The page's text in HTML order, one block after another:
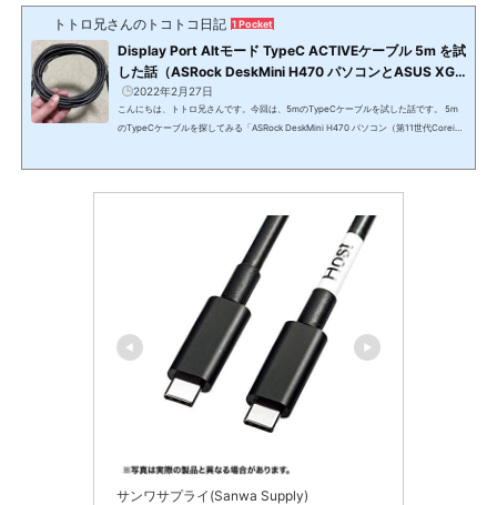
トトロ兄さんのトコトコ日記 1 Pocket
Display Port Altモード TypeC ACTIVEケーブル 5m を試
した話（ASRock DeskMini H470 パソコンとASUS XG1
7AHPE を接続する・KC-ALCCA1450）
2022年2月27日
こんにちは、トトロ兄さんです。今回は、5mのTypeCケーブルを試した話です。 5m
のTypeCケーブルを探してみる「ASRock DeskMini H470 パソコン（第11世代Corei9
ps×4) KC-ALCCA1450Club 3D USB 3.2 Gen2 Type ...
サンワサプライ(Sanwa Supply)